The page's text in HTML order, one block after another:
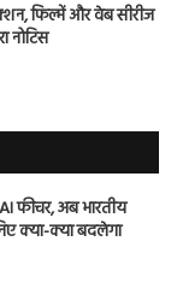
फिल्में और वेब सीरीज
नोटिस
फीचर, अब भारतीय
क्या-क्या बदलेगा